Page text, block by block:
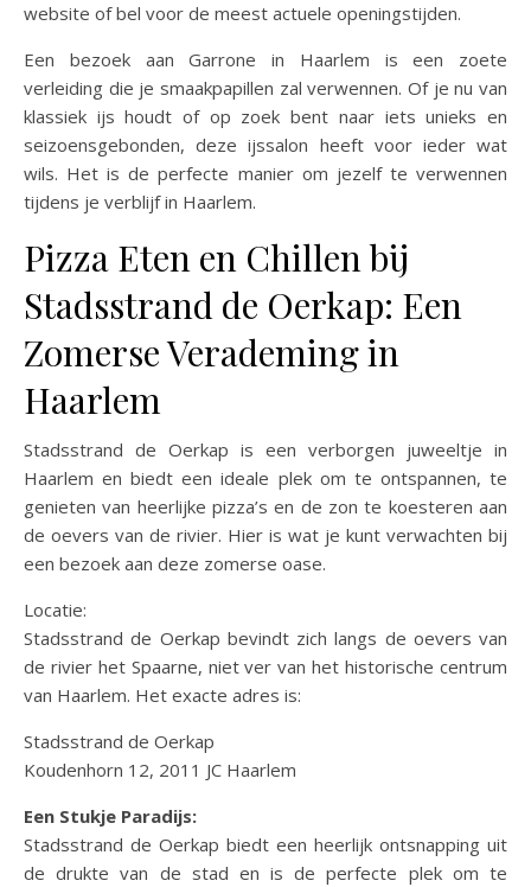
website of bel voor de meest actuele openingstijden.
Een bezoek aan Garrone in Haarlem is een zoete
verleiding die je smaakpapillen zal verwennen. Of je nu van
klassiek ijs houdt of op zoek bent naar iets unieks en
seizoensgebonden, deze ijssalon heeft voor ieder wat
wils. Het is de perfecte manier om jezelf te verwennen
tijdens je verblijf in Haarlem.
Pizza Eten en Chillen bij
Stadsstrand de Oerkap: Een
Zomerse Verademing in
Haarlem
Stadsstrand de Oerkap is een verborgen juweeltje in
Haarlem en biedt een ideale plek om te ontspannen, te
genieten van heerlijke pizza’s en de zon te koesteren aan
de oevers van de rivier. Hier is wat je kunt verwachten bij
een bezoek aan deze zomerse oase.
Locatie:
Stadsstrand de Oerkap bevindt zich langs de oevers van
de rivier het Spaarne, niet ver van het historische centrum
van Haarlem. Het exacte adres is:
Stadsstrand de Oerkap
Koudenhorn 12, 2011 JC Haarlem
Een Stukje Paradijs:
Stadsstrand de Oerkap biedt een heerlijk ontsnapping uit
de drukte van de stad en is de perfecte plek om te